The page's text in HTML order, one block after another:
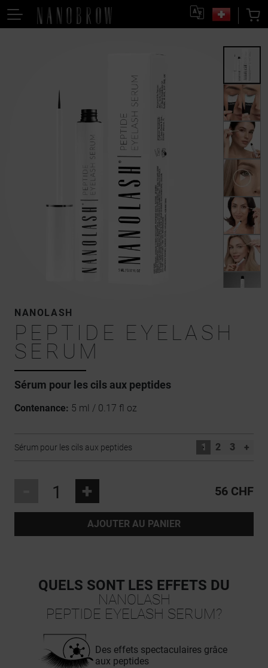
NANOLASH
PEPTIDE EYELASH
SERUM
Sérum pour les cils aux peptides
Contenance: 5 ml / 0.17 fl oz
Sérum pour les cils aux peptides 1 2 3 +
+ 56 CHF
AJOUTER AU PANIER
QUELS SONT LES EFFETS DU
NANOLASH
PEPTIDE EYELASH SERUM?
Des effets spectaculaires grâce
aux peptides